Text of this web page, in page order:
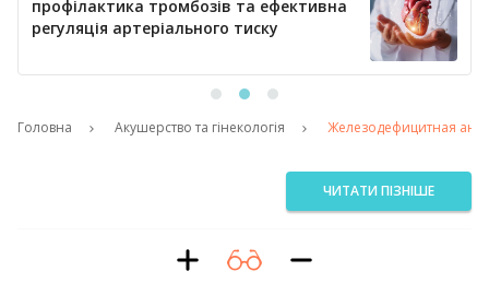
профілактика тромбозів та ефективна
регуляція артеріального тиску
Головна Акушерство та гінекологія Железодефицитная
ЧИТАТИ ПІЗНІШЕ